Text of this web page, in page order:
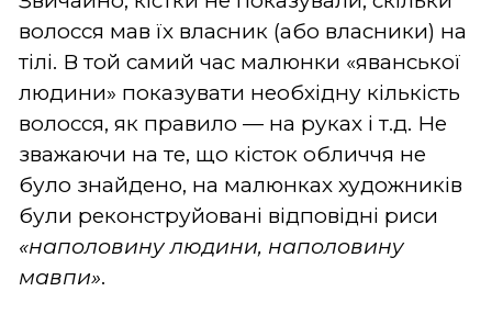
волосся мав їх власник (або власники) на
тілі. В той самий час малюнки «яванської
людини» показувати необхідну кількість
волосся, як правило — на руках і т.д. Не
зважаючи на те, що кісток обличчя не
було знайдено, на малюнках художників
були реконструйовані відповідні риси
«наполовину людини, наполовину
мавпи».